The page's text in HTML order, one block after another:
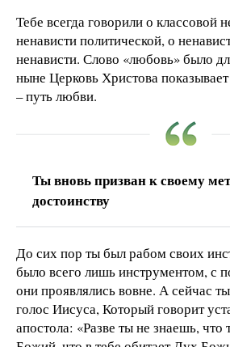
Тебе всегда говорили о классовой
ненависти политической, о
ненависти. Слово «любовь» было
ныне Церковь Христова
– путь любви.
Ты вновь призван к своему
достоинству
До сих пор ты был рабом своих
было всего лишь инструментом, с
они проявлялись вовне. А сейчас
голос Иисуса, Который говорит
апостола: «Разве ты не знаешь, что